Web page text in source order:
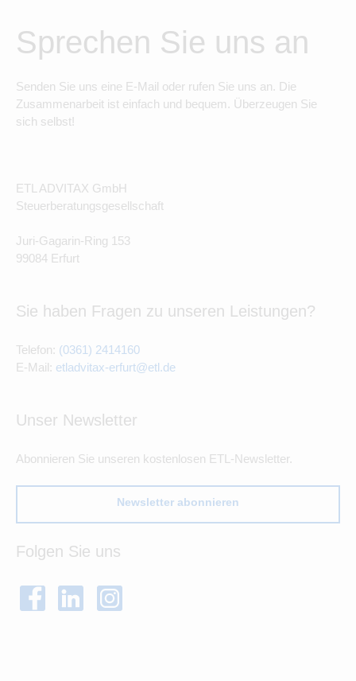
Sprechen Sie uns an
Senden Sie uns eine E-Mail oder rufen Sie uns an. Die
Zusammenarbeit ist einfach und bequem. Überzeugen Sie
sich selbst!
ETL ADVITAX GmbH
Steuerberatungsgesellschaft
Juri-Gagarin-Ring 153
99084 Erfurt
Sie haben Fragen zu unseren Leistungen?
Telefon: (0361) 2414160
E-Mail: etladvitax-erfurt@etl.de
Unser Newsletter
Abonnieren Sie unseren kostenlosen ETL-Newsletter.
Newsletter abonnieren
Folgen Sie uns